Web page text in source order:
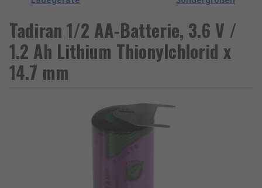
Tadiran 1/2 AA-Batterie, 3.6 V /
1.2 Ah Lithium Thionylchlorid x
14.7 mm